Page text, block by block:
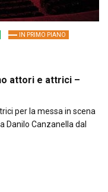
IN PRIMO PIANO
attori e attrici –
per la messa in scena
Danilo Canzanella dal